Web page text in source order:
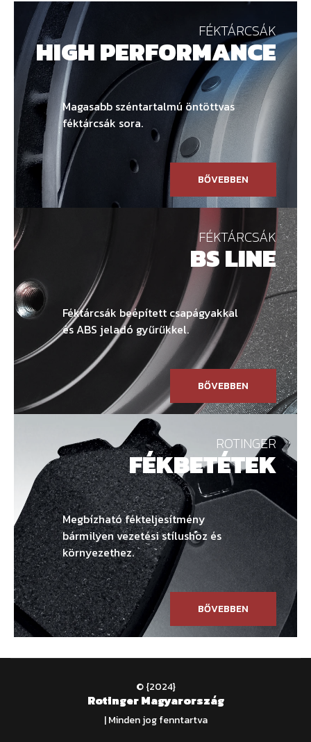
FÉKTÁRCSÁK
HIGH PERFORMANCE
Magasabb széntartalmú öntöttvas
féktárcsák sora.
BŐVEBBEN
FÉKTÁRCSÁK
BS LINE
Féktárcsák beépített csapágyakkal
és ABS jeladó gyűrűkkel.
BŐVEBBEN
ROTINGER
FÉKBETÉTEK
Megbízható fékteljesítmény
bármilyen vezetési stílushoz és
környezethez.
BŐVEBBEN
© {2024}
Rotinger Magyarország
| Minden jog fenntartva